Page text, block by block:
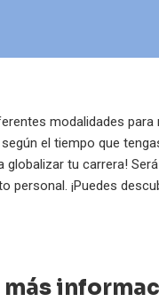
modalidades para
el tiempo que
globalizar tu carrera!
personal. ¡Puedes